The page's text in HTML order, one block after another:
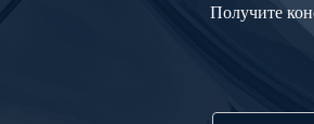
Получите